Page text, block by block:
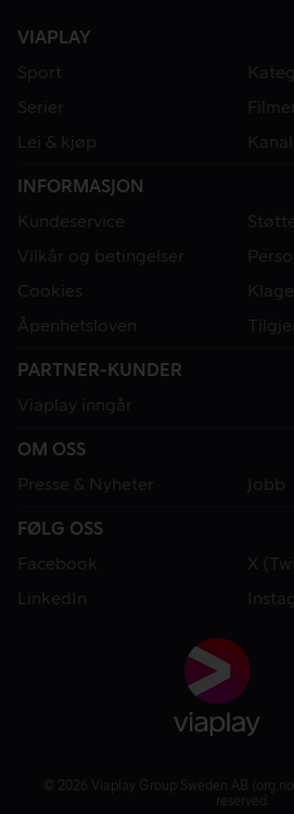
VIAPLAY
Sport
Serier
Filmer
Lei & kjøp
INFORMASJON
Kundeservice
Vilkår og betingelser
Cookies
Åpenhetsloven
PARTNER-KUNDER
Viaplay inngår
OM OSS
Presse & Nyheter
Jobb
FØLG OSS
Facebook
X
LinkedIn
© 2026 Viaplay Group Sweden AB
reserved.